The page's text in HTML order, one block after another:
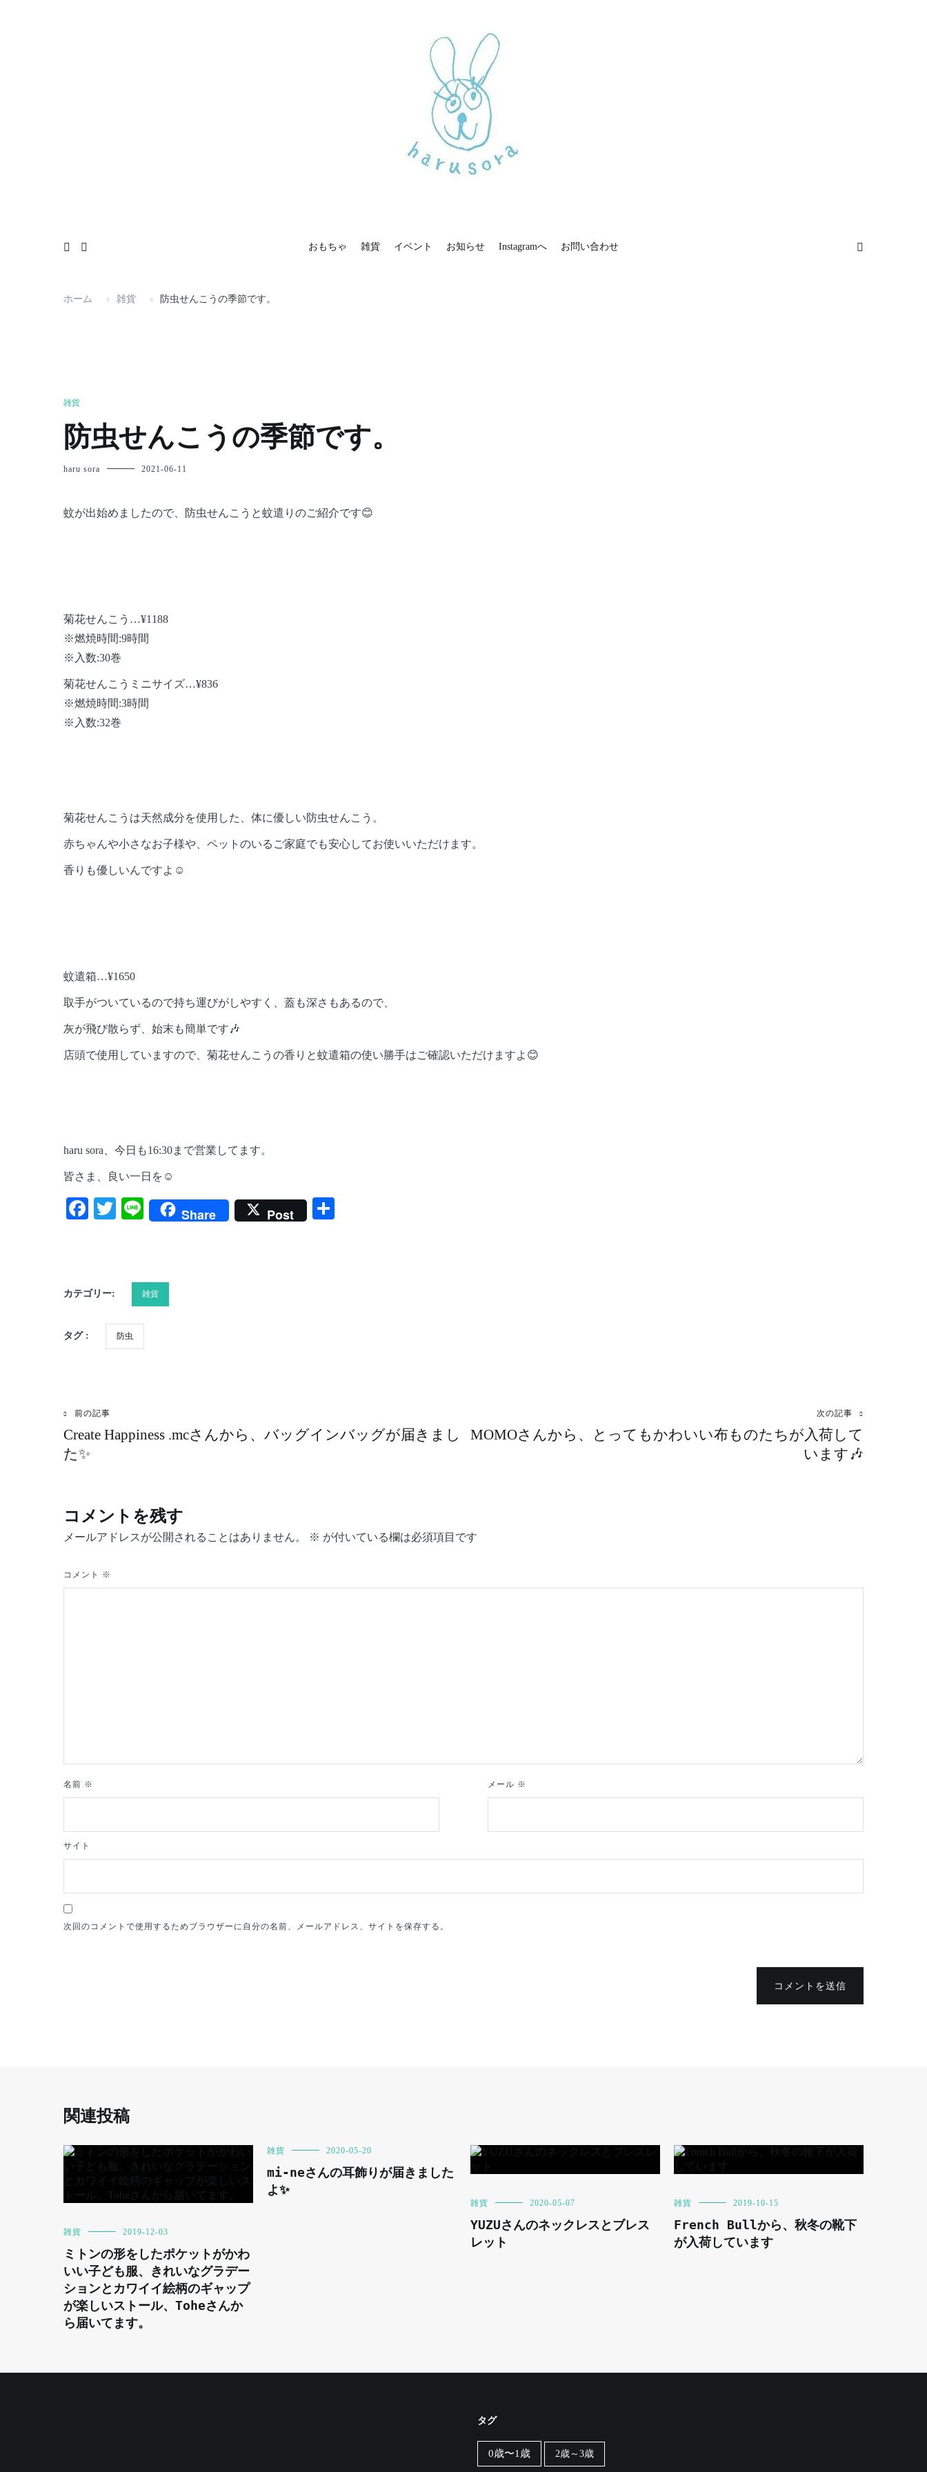
おもちゃ 雑貨 イベント お知らせ Instagramへ お問い合わせ
ホーム 雑貨 防虫せんこうの季節です。
雑貨
防虫せんこうの季節です。
haru sora 2021-06-11
蚊が出始めましたので、防虫せんこうと蚊遣りのご紹介です😊
菊花せんこう…¥1188
※燃焼時間:9時間
※入数:30巻
菊花せんこうミニサイズ…¥836
※燃焼時間:3時間
※入数:32巻
菊花せんこうは天然成分を使用した、体に優しい防虫せんこう。
赤ちゃんや小さなお子様や、ペットのいるご家庭でも安心してお使いいただけます。
香りも優しいんですよ☺️
蚊遣箱…¥1650
取手がついているので持ち運びがしやすく、蓋も深さもあるので、
灰が飛び散らず、始末も簡単です🎶
店頭で使用していますので、菊花せんこうの香りと蚊遣箱の使い勝手はご確認いただけますよ😊
haru sora、今日も16:30まで営業してます。
皆さま、良い一日を☺️
Facebook
Twitter
LineShare Post
カテゴリー: 雑貨
タグ : 防虫
投
稿
ビ
ー
前の記事
Create Happiness .mcさんから、バッグインバッグが届きまし
た✨
次の記事
MOMOさんから、とってもかわいい布ものたちが入荷して
います🎶
コメントを残す
メールアドレスが公開されることはありません。 ※ が付いている欄は必須項目です
コメント ※
名前 ※ メール ※
サイト
次回のコメントで使用するためブラウザーに自分の名前、メールアドレス、サイトを保存する。
コメントを送信
関連投稿
雑貨 2019-12-03
ミトンの形をしたポケットがかわ
いい子ども服、きれいなグラデー
ションとカワイイ絵柄のギャップ
が楽しいストール、Toheさんか
ら届いてます。
雑貨 2020-05-20
mi-neさんの耳飾りが届きました
よ✨
雑貨 2020-05-07
YUZUさんのネックレスとブレス
レット
雑貨 2019-10-15
French Bullから、秋冬の靴下
が入荷しています
タグ
0歳〜1歳 2歳～3歳